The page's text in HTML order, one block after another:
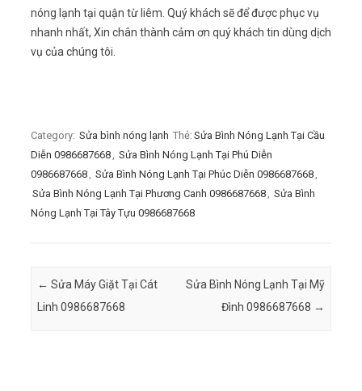
nóng lạnh tại quận từ liêm. Quý khách sẽ để được phục vụ
nhanh nhất, Xin chân thành cảm ơn quý khách tin dùng dịch
vụ của chúng tôi.
Category: Sửa bình nóng lạnh Thẻ: Sửa Bình Nóng Lạnh Tại Cầu
Diễn 0986687668, Sửa Bình Nóng Lạnh Tại Phú Diễn
0986687668, Sửa Bình Nóng Lạnh Tại Phúc Diễn 0986687668,
Sửa Bình Nóng Lạnh Tại Phương Canh 0986687668, Sửa Bình
Nóng Lạnh Tại Tây Tựu 0986687668
Post navigation
← Sửa Máy Giặt Tại Cát
Linh 0986687668
Sửa Bình Nóng Lạnh Tại Mỹ
Đình 0986687668 →